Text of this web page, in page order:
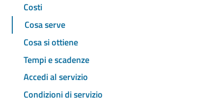
Costi
Cosa serve
Cosa si ottiene
Tempi e scadenze
Accedi al servizio
Condizioni di servizio